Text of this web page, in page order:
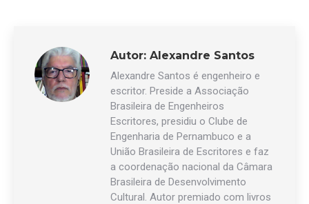
Autor: Alexandre Santos
Alexandre Santos é engenheiro e
escritor. Preside a Associação
Brasileira de Engenheiros
Escritores, presidiu o Clube de
Engenharia de Pernambuco e a
União Brasileira de Escritores e faz
a coordenação nacional da Câmara
Brasileira de Desenvolvimento
Cultural. Autor premiado com livros